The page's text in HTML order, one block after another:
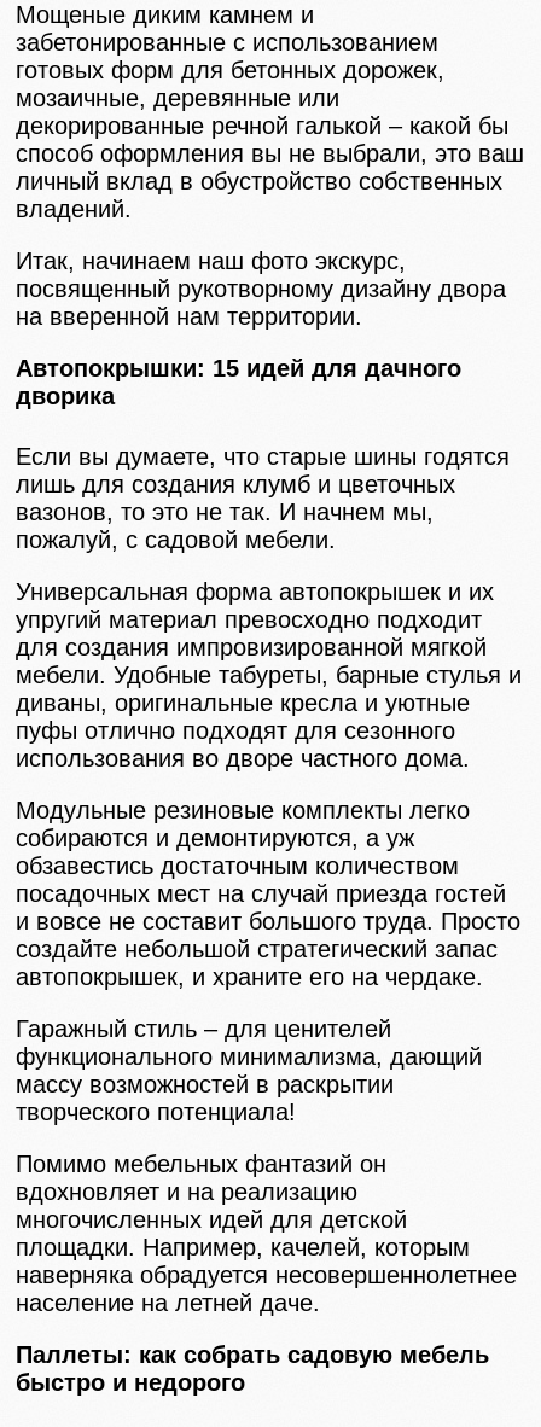
Мощеные диким камнем и
забетонированные с использованием
готовых форм для бетонных дорожек,
мозаичные, деревянные или
декорированные речной галькой – какой бы
способ оформления вы не выбрали, это ваш
личный вклад в обустройство собственных
владений.
Итак, начинаем наш фото экскурс,
посвященный рукотворному дизайну двора
на вверенной нам территории.
Автопокрышки: 15 идей для дачного
дворика
Если вы думаете, что старые шины годятся
лишь для создания клумб и цветочных
вазонов, то это не так. И начнем мы,
пожалуй, с садовой мебели.
Универсальная форма автопокрышек и их
упругий материал превосходно подходит
для создания импровизированной мягкой
мебели. Удобные табуреты, барные стулья и
диваны, оригинальные кресла и уютные
пуфы отлично подходят для сезонного
использования во дворе частного дома.
Модульные резиновые комплекты легко
собираются и демонтируются, а уж
обзавестись достаточным количеством
посадочных мест на случай приезда гостей
и вовсе не составит большого труда. Просто
создайте небольшой стратегический запас
автопокрышек, и храните его на чердаке.
Гаражный стиль – для ценителей
функционального минимализма, дающий
массу возможностей в раскрытии
творческого потенциала!
Помимо мебельных фантазий он
вдохновляет и на реализацию
многочисленных идей для детской
площадки. Например, качелей, которым
наверняка обрадуется несовершеннолетнее
население на летней даче.
Паллеты: как собрать садовую мебель
быстро и недорого